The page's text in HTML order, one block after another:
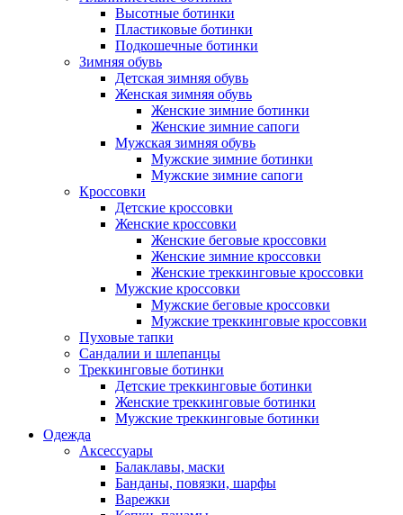
Высотные ботинки
Пластиковые ботинки
Подкошечные ботинки
Зимняя обувь
Детская зимняя обувь
Женская зимняя обувь
Женские зимние ботинки
Женские зимние сапоги
Мужская зимняя обувь
Мужские зимние ботинки
Мужские зимние сапоги
Кроссовки
Детские кроссовки
Женские кроссовки
Женские беговые кроссовки
Женские зимние кроссовки
Женские треккинговые кроссовки
Мужские кроссовки
Мужские беговые кроссовки
Мужские треккинговые кроссовки
Пуховые тапки
Сандалии и шлепанцы
Треккинговые ботинки
Детские треккинговые ботинки
Женские треккинговые ботинки
Мужские треккинговые ботинки
Одежда
Аксессуары
Балаклавы, маски
Банданы, повязки, шарфы
Варежки